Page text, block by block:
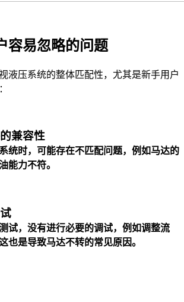
容易忽略的问题
液压系统的整体匹配性，尤其是新手用户
兼容性
统时，可能存在不匹配问题，例如马达的
能力不符。
试，没有进行必要的调试，例如调整流
也是导致马达不转的常见原因。